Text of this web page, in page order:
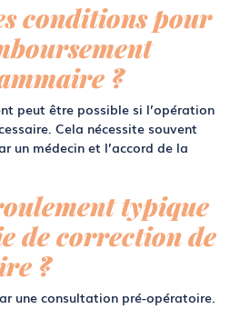
conditions pour
?
peut être possible si l’opération
Cela nécessite souvent
un médecin et l’accord de la
typique
de correction de
?
une consultation pré-opératoire.